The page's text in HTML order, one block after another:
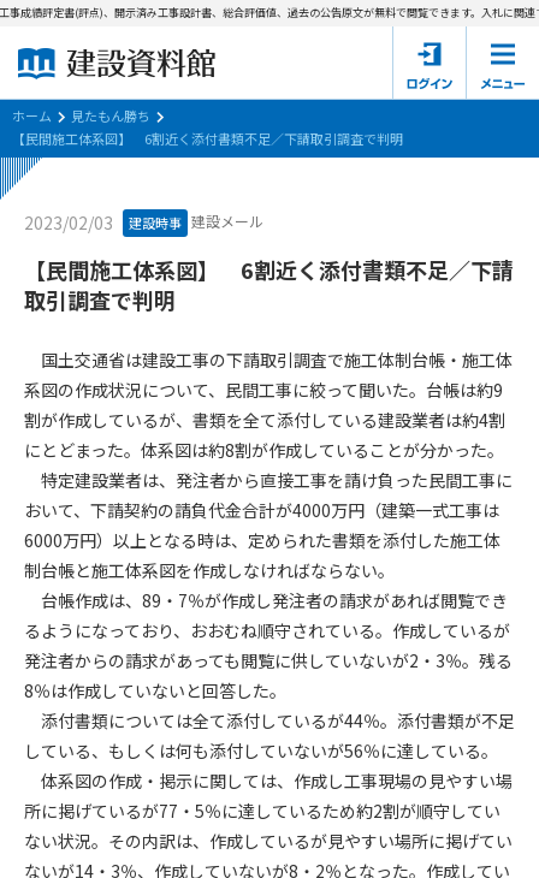
建設資料館とは
東京都の入札資料
国土交通省の入札資料
見たもん勝ち
会員登録について
サポーター会員一覧
会社概要 お問い合わせ
個人情報保護方針
会員規約
績評定書(評点)、開示済み工事設計書、総合評価値、過去の公告原文が無料で閲覧できます。入札に関連す
ホーム
見たもん勝ち
【民間施工体系図】 6割近く添付書類不足／下請取引調査で判明
2023/02/03 建設時事 建設メール
【民間施工体系図】 6割近く添付書類不足／下請
取引調査で判明
国土交通省は建設工事の下請取引調査で施工体制台帳・施工体
系図の作成状況について、民間工事に絞って聞いた。台帳は約9
割が作成しているが、書類を全て添付している建設業者は約4割
にとどまった。体系図は約8割が作成していることが分かった。
特定建設業者は、発注者から直接工事を請け負った民間工事に
おいて、下請契約の請負代金合計が4000万円（建築一式工事は
6000万円）以上となる時は、定められた書類を添付した施工体
制台帳と施工体系図を作成しなければならない。
台帳作成は、89・7％が作成し発注者の請求があれば閲覧でき
るようになっており、おおむね順守されている。作成しているが
発注者からの請求があっても閲覧に供していないが2・3％。残る
8％は作成していないと回答した。
添付書類については全て添付しているが44％。添付書類が不足
している、もしくは何も添付していないが56％に達している。
体系図の作成・掲示に関しては、作成し工事現場の見やすい場
所に掲げているが77・5％に達しているため約2割が順守してい
ない状況。その内訳は、作成しているが見やすい場所に掲げてい
ないが14・3％、作成していないが8・2％となった。作成してい
第1条（規約の目的）
会員サービスの利用条件等について定めるものです。
2. 管理者が建設資料館WEB上で随時掲載するルールは本規約の
一部を構成するものとします。
第2条（規約の変更）
本規約は、会員の了承を得ることなく、随時変更されることが
あります。変更内容は、建設資料館WEB上に表示した時点で直
ちに全ての会員が了承したものとみなします。
第4条（会員審査および資格の取り消し）
会員とは、本規約を承諾の上、所定の会員申込手続きを完了
後、管理者がこれを承認した者をいいます。
第4条（会員の定義と登録）
1. 管理者は前条により審査の結果、会員申込みをした者が以下
の何れかの項目に該当することがわかった場合、その者の会
員としての権限を承認しないことがあります。
(1) 会員申し込みをした者が実在しなかった場合
(2) 本規約に違反した場合/li>
(3) 会員申し込みの際、申告事項に虚偽があった場合